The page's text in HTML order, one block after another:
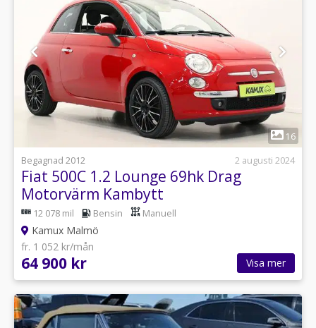
1
16
Begagnad 2012
2 augusti 2024
Fiat 500C 1.2 Lounge 69hk Drag
Motorvärm Kambytt
12 078 mil Bensin Manuell
Kamux Malmö
fr. 1 052 kr/mån
64 900 kr Visa mer